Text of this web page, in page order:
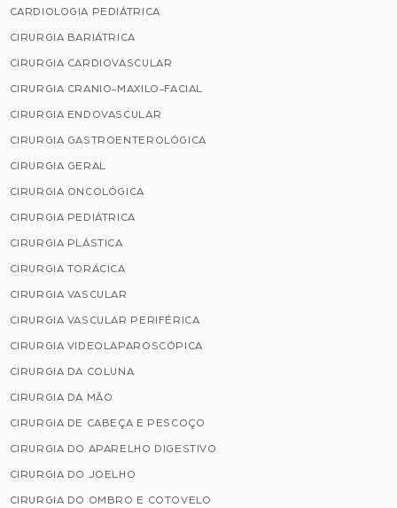
CARDIOLOGIA PEDIÁTRICA
CIRURGIA BARIÁTRICA
CIRURGIA CARDIOVASCULAR
CIRURGIA CRANIO-MAXILO-FACIAL
CIRURGIA ENDOVASCULAR
CIRURGIA GASTROENTEROLÓGICA
CIRURGIA GERAL
CIRURGIA ONCOLÓGICA
CIRURGIA PEDIÁTRICA
CIRURGIA PLÁSTICA
CIRURGIA TORÁCICA
CIRURGIA VASCULAR
CIRURGIA VASCULAR PERIFÉRICA
CIRURGIA VIDEOLAPAROSCÓPICA
CIRURGIA DA COLUNA
CIRURGIA DA MÃO
CIRURGIA DE CABEÇA E PESCOÇO
CIRURGIA DO APARELHO DIGESTIVO
CIRURGIA DO JOELHO
CIRURGIA DO OMBRO E COTOVELO